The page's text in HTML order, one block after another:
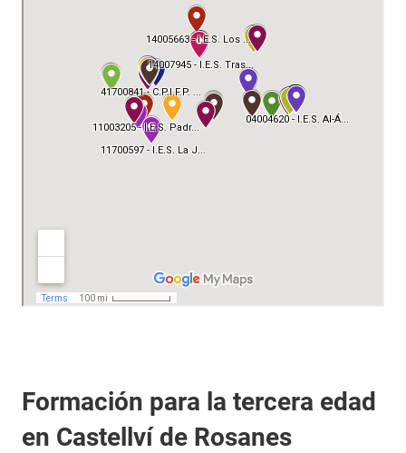
Formación para la tercera edad
en Castellví de Rosanes